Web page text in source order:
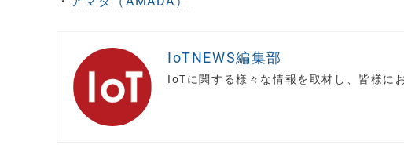
IoTNEWS編集部
IoTに関する様々な情報を取材し、皆様に